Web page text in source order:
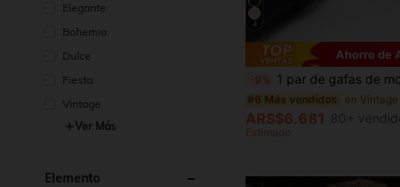
Elegante
Bohemio
Dulce
Fiesta
Vintage
Ver Más
Elemento
4
Ahorro de
-9% 1 par de gafas de moda de montura estrecha y cuadrada retro, accesorios de playa para exteriores con estilo callejero que combinan con suéteres, chaquetas, sudaderas con capucha, pantalones de
#6 Más vendidos
ARS$6.681 80+
Estimado